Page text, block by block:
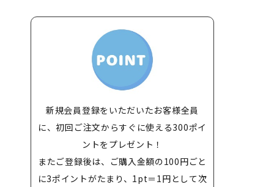
新規会員登録をいただいたお客様全員
に、初回ご注文からすぐに使える300ポイ
ントをプレゼント！
またご登録後は、ご購入金額の100円ごと
に3ポイントがたまり、1pt＝1円として次